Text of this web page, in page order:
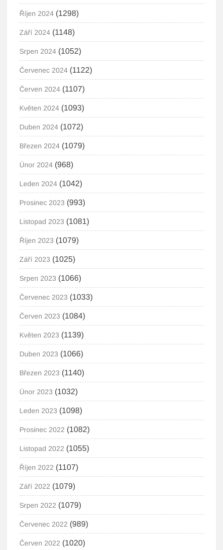
Říjen 2024 (1298)
Září 2024 (1148)
Srpen 2024 (1052)
Červenec 2024 (1122)
Červen 2024 (1107)
Květen 2024 (1093)
Duben 2024 (1072)
Březen 2024 (1079)
Únor 2024 (968)
Leden 2024 (1042)
Prosinec 2023 (993)
Listopad 2023 (1081)
Říjen 2023 (1079)
Září 2023 (1025)
Srpen 2023 (1066)
Červenec 2023 (1033)
Červen 2023 (1084)
Květen 2023 (1139)
Duben 2023 (1066)
Březen 2023 (1140)
Únor 2023 (1032)
Leden 2023 (1098)
Prosinec 2022 (1082)
Listopad 2022 (1055)
Říjen 2022 (1107)
Září 2022 (1079)
Srpen 2022 (1079)
Červenec 2022 (989)
Červen 2022 (1020)